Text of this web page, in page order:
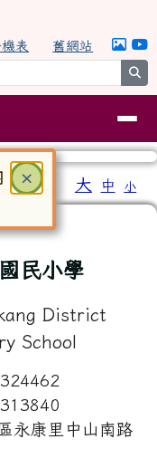
學
表 舊網站
⏸
大 中 小
民小學
District
School
永康里中山南路
× 關閉
使用 Tab 鍵在